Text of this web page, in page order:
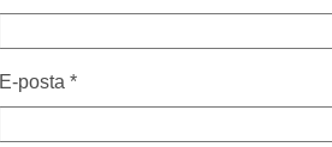
E-posta *